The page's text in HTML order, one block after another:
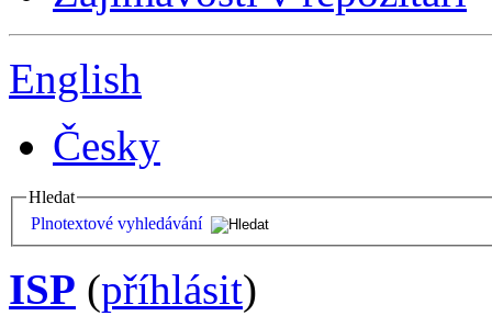
English
Česky
Hledat
Plnotextové vyhledávání
ISP (příhlásit)